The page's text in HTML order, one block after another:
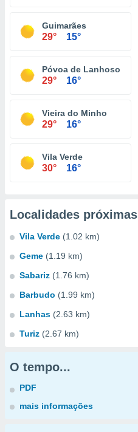
Guimarães
29° 15°
Póvoa de Lanhoso
29° 16°
Vieira do Minho
29° 16°
Vila Verde
30° 16°
Localidades próximas
Vila Verde (1.02 km)
Geme (1.19 km)
Sabariz (1.76 km)
Barbudo (1.99 km)
Lanhas (2.63 km)
Turiz (2.67 km)
O tempo...
PDF
mais informações